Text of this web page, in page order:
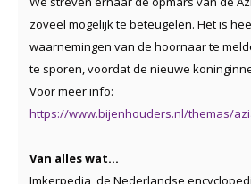
zoveel mogelijk te beteugelen. Het is
waarnemingen van de hoornaar te
te sporen, voordat de nieuwe
Voor meer info:
https://www.bijenhouders.nl/themas/
Van alles wat…
Imkerpedia, de Nederlandse